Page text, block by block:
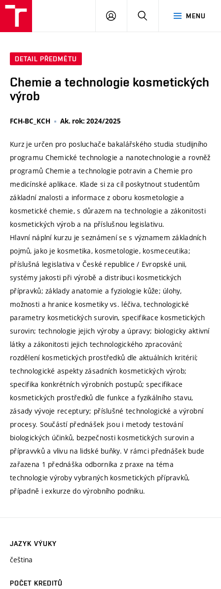
MENU
PŘIHLÁSIT
DETAIL PŘEDMĚTU
Chemie a technologie kosmetických
výrob
FCH-BC_KCH Ak. rok: 2024/2025
Kurz je určen pro posluchače bakalářského studia studijního
programu Chemické technologie a nanotechnologie a rovněž
programů Chemie a technologie potravin a Chemie pro
medicínské aplikace. Klade si za cíl poskytnout studentům
základní znalosti a informace z oboru kosmetologie a
kosmetické chemie, s důrazem na technologie a zákonitosti
kosmetických výrob a na příslušnou legislativu.
Hlavní náplní kurzu je seznámení se s významem základních
pojmů, jako je kosmetika, kosmetologie, kosmeceutika;
příslušná legislativa v České republice / Evropské unii,
systémy jakosti při výrobě a distribuci kosmetických
přípravků; základy anatomie a fyziologie kůže; úlohy,
možnosti a hranice kosmetiky vs. léčiva, technologické
parametry kosmetických surovin, specifikace kosmetických
surovin; technologie jejich výroby a úpravy; biologicky aktivní
látky a zákonitosti jejich technologického zpracování;
rozdělení kosmetických prostředků dle aktuálních kritérií;
technologické aspekty zásadních kosmetických výrob;
specifika konkrétních výrobních postupů; specifikace
kosmetických prostředků dle funkce a fyzikálního stavu,
zásady vývoje receptury; příslušné technologické a výrobní
procesy. Součástí přednášek jsou i metody testování
biologických účinků, bezpečnosti kosmetických surovin a
přípravvků a vlivu na lidské buňky. V rámci přednášek bude
zařazena 1 přednáška odborníka z praxe na téma
technologie výroby vybraných kosmetických přípravků,
případně i exkurze do výrobního podniku.
JAZYK VÝUKY
čeština
POČET KREDITŮ